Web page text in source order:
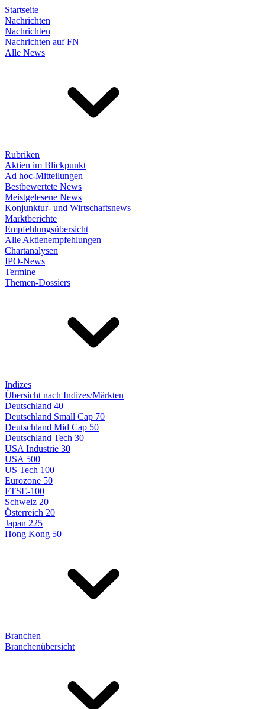
Startseite
Nachrichten
Nachrichten
Nachrichten auf FN
Alle News
Rubriken
Aktien im Blickpunkt
Ad hoc-Mitteilungen
Bestbewertete News
Meistgelesene News
Konjunktur- und Wirtschaftsnews
Marktberichte
Empfehlungsübersicht
Alle Aktienempfehlungen
Chartanalysen
IPO-News
Termine
Themen-Dossiers
Indizes
Übersicht nach Indizes/Märkten
Deutschland 40
Deutschland Small Cap 70
Deutschland Mid Cap 50
Deutschland Tech 30
USA Industrie 30
USA 500
US Tech 100
Eurozone 50
FTSE-100
Schweiz 20
Österreich 20
Japan 225
Hong Kong 50
Branchen
Branchenübersicht